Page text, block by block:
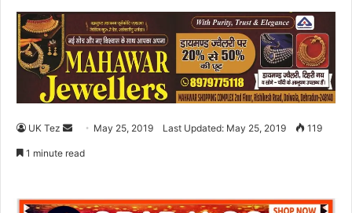
UK Tez
a
May 25, 2019 Last Updated: May 25, 2019 119
1 minute read